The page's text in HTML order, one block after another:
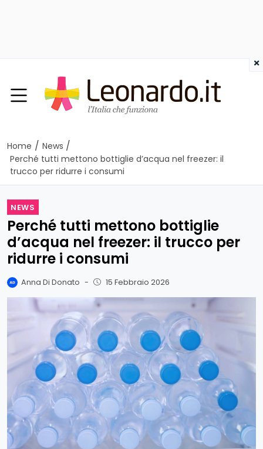
Home / News /
Perché tutti mettono bottiglie d’acqua nel freezer: il
trucco per ridurre i consumi
NEWS
Perché tutti mettono bottiglie
d’acqua nel freezer: il trucco per
ridurre i consumi
Anna Di Donato - 15 Febbraio 2026
×